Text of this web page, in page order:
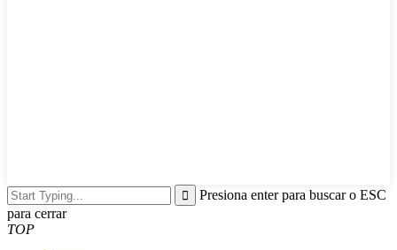
Presiona enter para buscar o ESC
para cerrar
TOP